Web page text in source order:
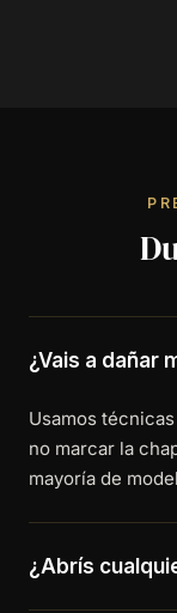
¿Vais a dañar
Usamos
no marcar la
mayoría de
¿Abrís